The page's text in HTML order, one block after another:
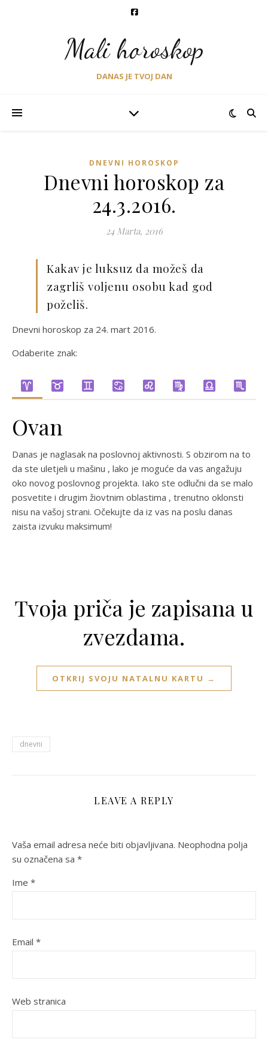
Mali horoskop
DANAS JE TVOJ DAN
DNEVNI HOROSKOP
Dnevni horoskop za
24.3.2016.
24 Marta, 2016
Kakav je luksuz da možeš da
zagrliš voljenu osobu kad god
poželiš.
Dnevni horoskop za 24. mart 2016.
Odaberite znak:
Ovan
Danas je naglasak na poslovnoj aktivnosti. S obzirom na to
da ste uletjeli u mašinu , lako je moguće da vas angažuju
oko novog poslovnog projekta. Iako ste odlučni da se malo
posvetite i drugim žiovtnim oblastima , trenutno oklonsti
nisu na vašoj strani. Očekujte da iz vas na poslu danas
zaista izvuku maksimum!
Tvoja priča je zapisana u
zvezdama.
OTKRIJ SVOJU NATALNU KARTU →
dnevni
LEAVE A REPLY
Vaša email adresa neće biti objavljivana. Neophodna polja
su označena sa *
Ime *
Email *
Web stranica